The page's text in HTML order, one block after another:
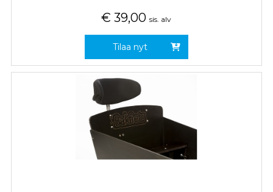
€ 39,00 sis. alv
Tilaa nyt